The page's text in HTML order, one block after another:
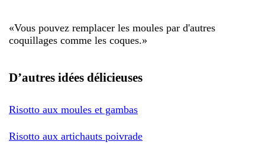
«Vous pouvez remplacer les moules par d'autres
coquillages comme les coques.»
D’autres idées délicieuses
Risotto aux moules et gambas
Risotto aux artichauts poivrade